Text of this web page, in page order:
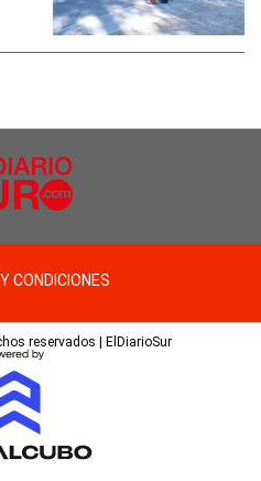
CONDICIONES
reservados | ElDiarioSur